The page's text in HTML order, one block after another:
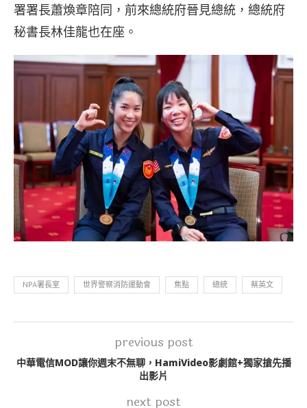
署署長蕭煥章陪同，前來總統府晉見總統，總統府
秘書長林佳龍也在座。
NPA署長室 世界警察消防運動會 焦點 總統 蔡英文
previous post
中華電信MOD讓你週末不無聊，HamiVideo影劇館+獨家搶先播
出影片
next post